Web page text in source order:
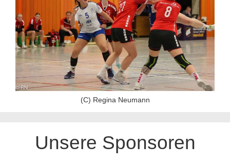
(C) Regina Neumann
Unsere Sponsoren